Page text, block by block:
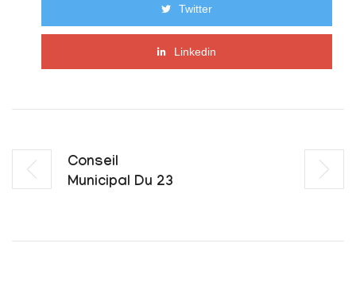
Twitter
Linkedin
Conseil
Municipal Du 23